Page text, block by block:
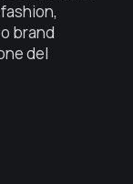
brand
del